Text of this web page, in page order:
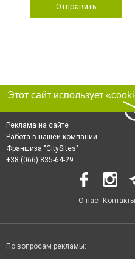
Отправить
Реклама на сайте
Работа в нашей компании
Франшиза "CitySites"
+38 (066) 835-64-29
О нас Контакты
По вопросам рекламы: